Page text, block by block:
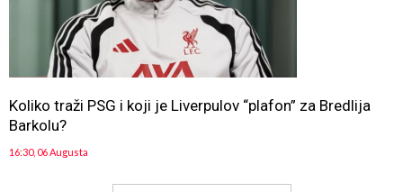
Koliko traži PSG i koji je Liverpulov “plafon” za Bredlija
Barkolu?
16:30, 06 Augusta